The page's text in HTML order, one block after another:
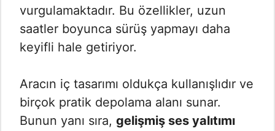
vurgulamaktadır. Bu özellikler, uzun
saatler boyunca sürüş yapmayı daha
keyifli hale getiriyor.
Aracın iç tasarımı oldukça kullanışlıdır ve
birçok pratik depolama alanı sunar.
Bunun yanı sıra, gelişmiş ses yalıtımı